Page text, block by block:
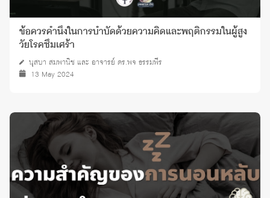
ข้อควรคำนึงในการบำบัดด้วยความคิดและพฤติกรรมในผู้สูง
วัยโรคซึมเศร้า
นุสบา สมพานิช และ อาจารย์ ดร.พจ ธรรมพีร
13 May 2024